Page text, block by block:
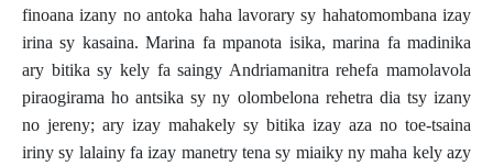
finoana izany no antoka haha lavorary sy hahatomombana izay
irina sy kasaina. Marina fa mpanota isika, marina fa madinika
ary bitika sy kely fa saingy Andriamanitra rehefa mamolavola
piraogirama ho antsika sy ny olombelona rehetra dia tsy izany
no jereny; ary izay mahakely sy bitika izay aza no toe-tsaina
iriny sy lalainy fa izay manetry tena sy miaiky ny maha kely azy